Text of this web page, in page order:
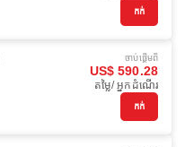
កក់
ចាប់ផ្ដើមពី
US$ 590.28
តម្លៃ/ អ្នកដំណើរ
កក់